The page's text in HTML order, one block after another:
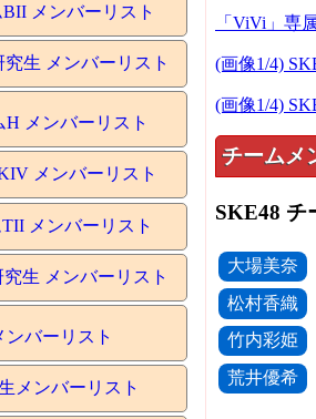
メンバーリスト
生 メンバーリスト
メンバーリスト
メンバーリスト
メンバーリスト
生 メンバーリスト
ンバーリスト
メンバーリスト
「ViVi」専
(画像1/4)
(画像1/4)
チームメ
SKE48 チ
大場美奈
松村香織
竹内彩姫
荒井優希